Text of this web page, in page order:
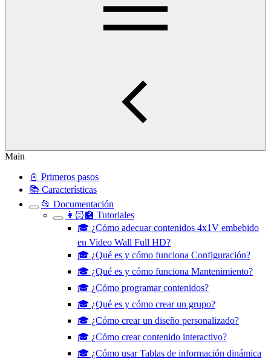
Main
📓 Primeros pasos
📚 Características
📂 Documentación
👩🏻‍🏫 Tutoriales
🎓 ¿Cómo adecuar contenidos 4x1V embebido
en Video Wall Full HD?
🎓 ¿Qué es y cómo funciona Configuración?
🎓 ¿Qué es y cómo funciona Mantenimiento?
🎓 ¿Cómo programar contenidos?
🎓 ¿Qué es y cómo crear un grupo?
🎓 ¿Cómo crear un diseño personalizado?
🎓 ¿Cómo crear contenido interactivo?
🎓 ¿Cómo usar Tablas de información dinámica